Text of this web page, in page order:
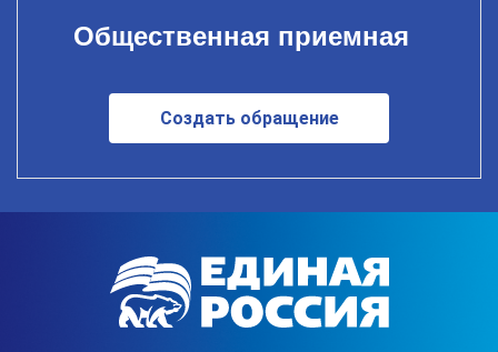
Общественная приемная
Создать обращение